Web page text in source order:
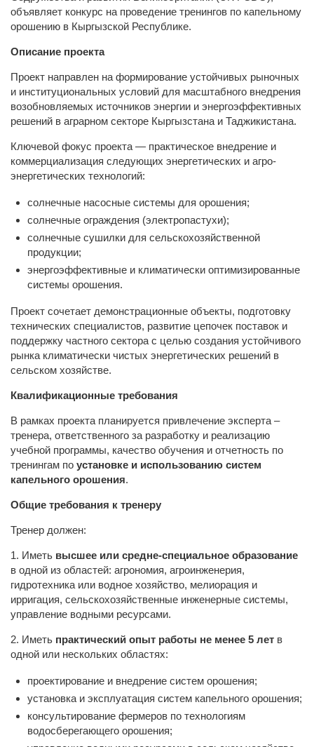
объявляет конкурс на проведение тренингов по капельному
орошению в Кыргызской Республике.
Описание проекта
Проект направлен на формирование устойчивых рыночных
и институциональных условий для масштабного внедрения
возобновляемых источников энергии и энергоэффективных
решений в аграрном секторе Кыргызстана и Таджикистана.
Ключевой фокус проекта — практическое внедрение и
коммерциализация следующих энергетических и агро-
энергетических технологий:
солнечные насосные системы для орошения;
солнечные ограждения (электропастухи);
солнечные сушилки для сельскохозяйственной
продукции;
энергоэффективные и климатически оптимизированные
системы орошения.
Проект сочетает демонстрационные объекты, подготовку
технических специалистов, развитие цепочек поставок и
поддержку частного сектора с целью создания устойчивого
рынка климатически чистых энергетических решений в
сельском хозяйстве.
Квалификационные требования
В рамках проекта планируется привлечение эксперта –
тренера, ответственного за разработку и реализацию
учебной программы, качество обучения и отчетность по
тренингам по установке и использованию систем
капельного орошения.
Общие требования к тренеру
Тренер должен:
1. Иметь высшее или средне-специальное образование
в одной из областей: агрономия, агроинженерия,
гидротехника или водное хозяйство, мелиорация и
ирригация, сельскохозяйственные инженерные системы,
управление водными ресурсами.
2. Иметь практический опыт работы не менее 5 лет в
одной или нескольких областях:
проектирование и внедрение систем орошения;
установка и эксплуатация систем капельного орошения;
консультирование фермеров по технологиям
водосберегающего орошения;